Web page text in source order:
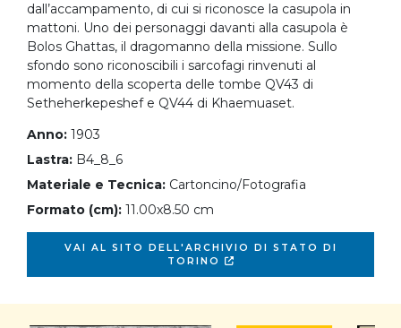
dall’accampamento, di cui si riconosce la casupola in
mattoni. Uno dei personaggi davanti alla casupola è
Bolos Ghattas, il dragomanno della missione. Sullo
sfondo sono riconoscibili i sarcofagi rinvenuti al
momento della scoperta delle tombe QV43 di
Setheherkepeshef e QV44 di Khaemuaset.
Anno: 1903
Lastra: B4_8_6
Materiale e Tecnica: Cartoncino/Fotografia
Formato (cm): 11.00x8.50 cm
VAI AL SITO DELL'ARCHIVIO DI STATO DI
TORINO